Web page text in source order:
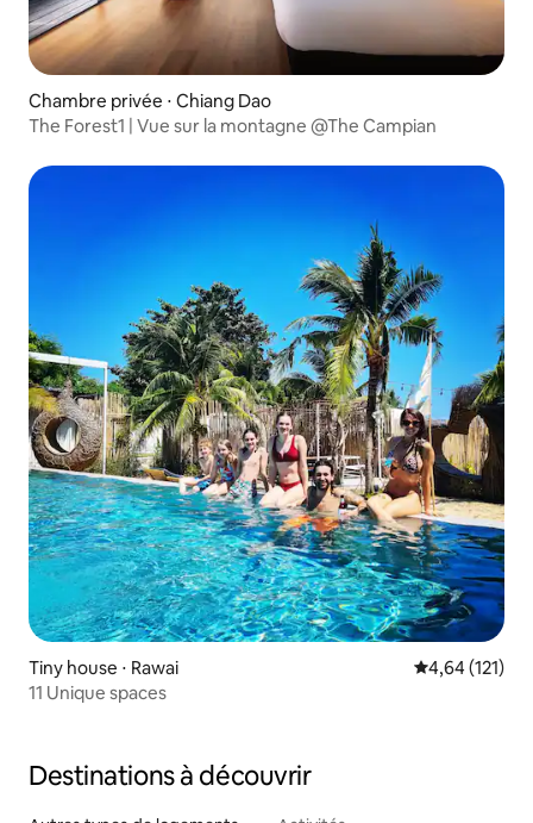
Chambre privée ⋅ Chiang Dao
The Forest1 | Vue sur la montagne @The Campian
Tiny house ⋅ Rawai Évaluation
4,64 (121)
11 Unique spaces
Destinations à découvrir